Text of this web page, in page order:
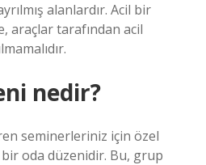
alanlardır. Acil bir
araçlar tarafından acil
nedir?
seminerleriniz için özel
oda düzenidir. Bu, grup